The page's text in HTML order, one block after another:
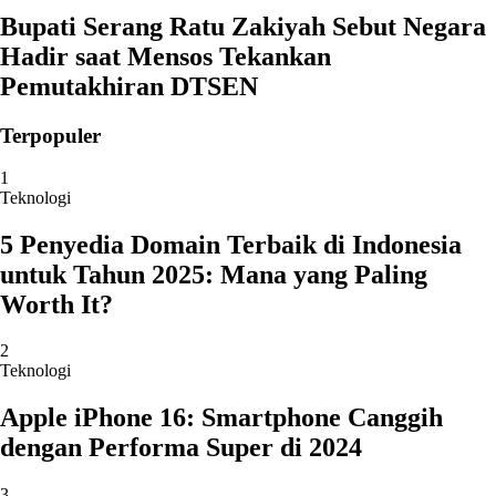
Bupati Serang Ratu Zakiyah Sebut Negara
Hadir saat Mensos Tekankan
Pemutakhiran DTSEN
Terpopuler
1
Teknologi
5 Penyedia Domain Terbaik di Indonesia
untuk Tahun 2025: Mana yang Paling
Worth It?
2
Teknologi
Apple iPhone 16: Smartphone Canggih
dengan Performa Super di 2024